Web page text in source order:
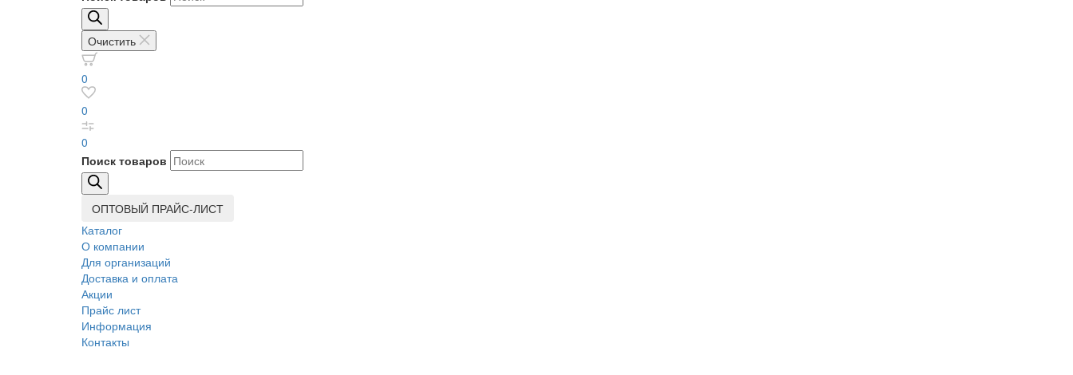
Очистить
0
0
0
Поиск товаров
ОПТОВЫЙ ПРАЙС-ЛИСТ
Каталог
О компании
Для организаций
Доставка и оплата
Акции
Прайс лист
Информация
Контакты